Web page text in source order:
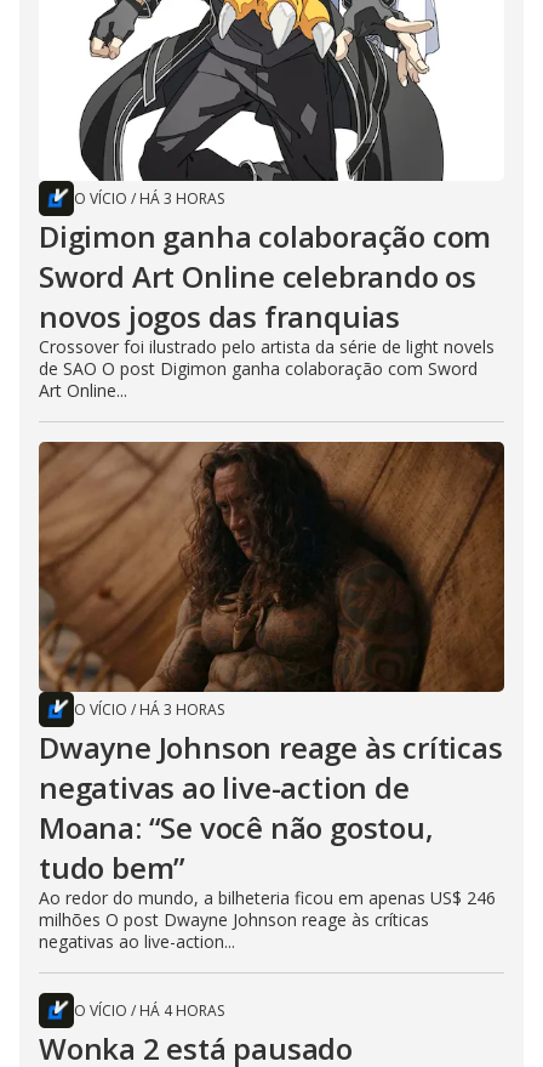
O VÍCIO / HÁ 3 HORAS
Digimon ganha colaboração com
Sword Art Online celebrando os
novos jogos das franquias
Crossover foi ilustrado pelo artista da série de light novels
de SAO O post Digimon ganha colaboração com Sword
Art Online...
O VÍCIO / HÁ 3 HORAS
Dwayne Johnson reage às críticas
negativas ao live-action de
Moana: “Se você não gostou,
tudo bem”
Ao redor do mundo, a bilheteria ficou em apenas US$ 246
milhões O post Dwayne Johnson reage às críticas
negativas ao live-action...
O VÍCIO / HÁ 4 HORAS
Wonka 2 está pausado